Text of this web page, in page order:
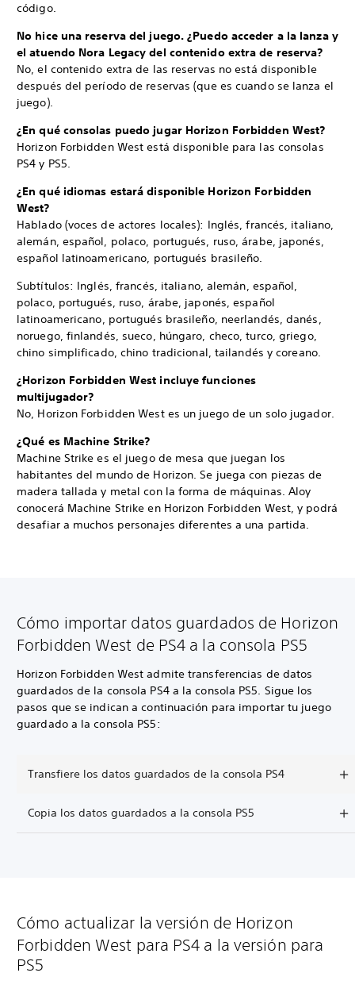
código.
No hice una reserva del juego. ¿Puedo acceder a la lanza y
el atuendo Nora Legacy del contenido extra de reserva?
No, el contenido extra de las reservas no está disponible
después del período de reservas (que es cuando se lanza el
juego).
¿En qué consolas puedo jugar Horizon Forbidden West?
Horizon Forbidden West está disponible para las consolas
PS4 y PS5.
¿En qué idiomas estará disponible Horizon Forbidden
West?
Hablado (voces de actores locales): Inglés, francés, italiano,
alemán, español, polaco, portugués, ruso, árabe, japonés,
español latinoamericano, portugués brasileño.
Subtítulos: Inglés, francés, italiano, alemán, español,
polaco, portugués, ruso, árabe, japonés, español
latinoamericano, portugués brasileño, neerlandés, danés,
noruego, finlandés, sueco, húngaro, checo, turco, griego,
chino simplificado, chino tradicional, tailandés y coreano.
¿Horizon Forbidden West incluye funciones
multijugador?
No, Horizon Forbidden West es un juego de un solo jugador.
¿Qué es Machine Strike?
Machine Strike es el juego de mesa que juegan los
habitantes del mundo de Horizon. Se juega con piezas de
madera tallada y metal con la forma de máquinas. Aloy
conocerá Machine Strike en Horizon Forbidden West, y podrá
desafiar a muchos personajes diferentes a una partida.
Cómo importar datos guardados de Horizon
Forbidden West de PS4 a la consola PS5
Horizon Forbidden West admite transferencias de datos
guardados de la consola PS4 a la consola PS5. Sigue los
pasos que se indican a continuación para importar tu juego
guardado a la consola PS5:
Transfiere los datos guardados de la consola PS4
Copia los datos guardados a la consola PS5
Cómo actualizar la versión de Horizon
Forbidden West para PS4 a la versión para
PS5